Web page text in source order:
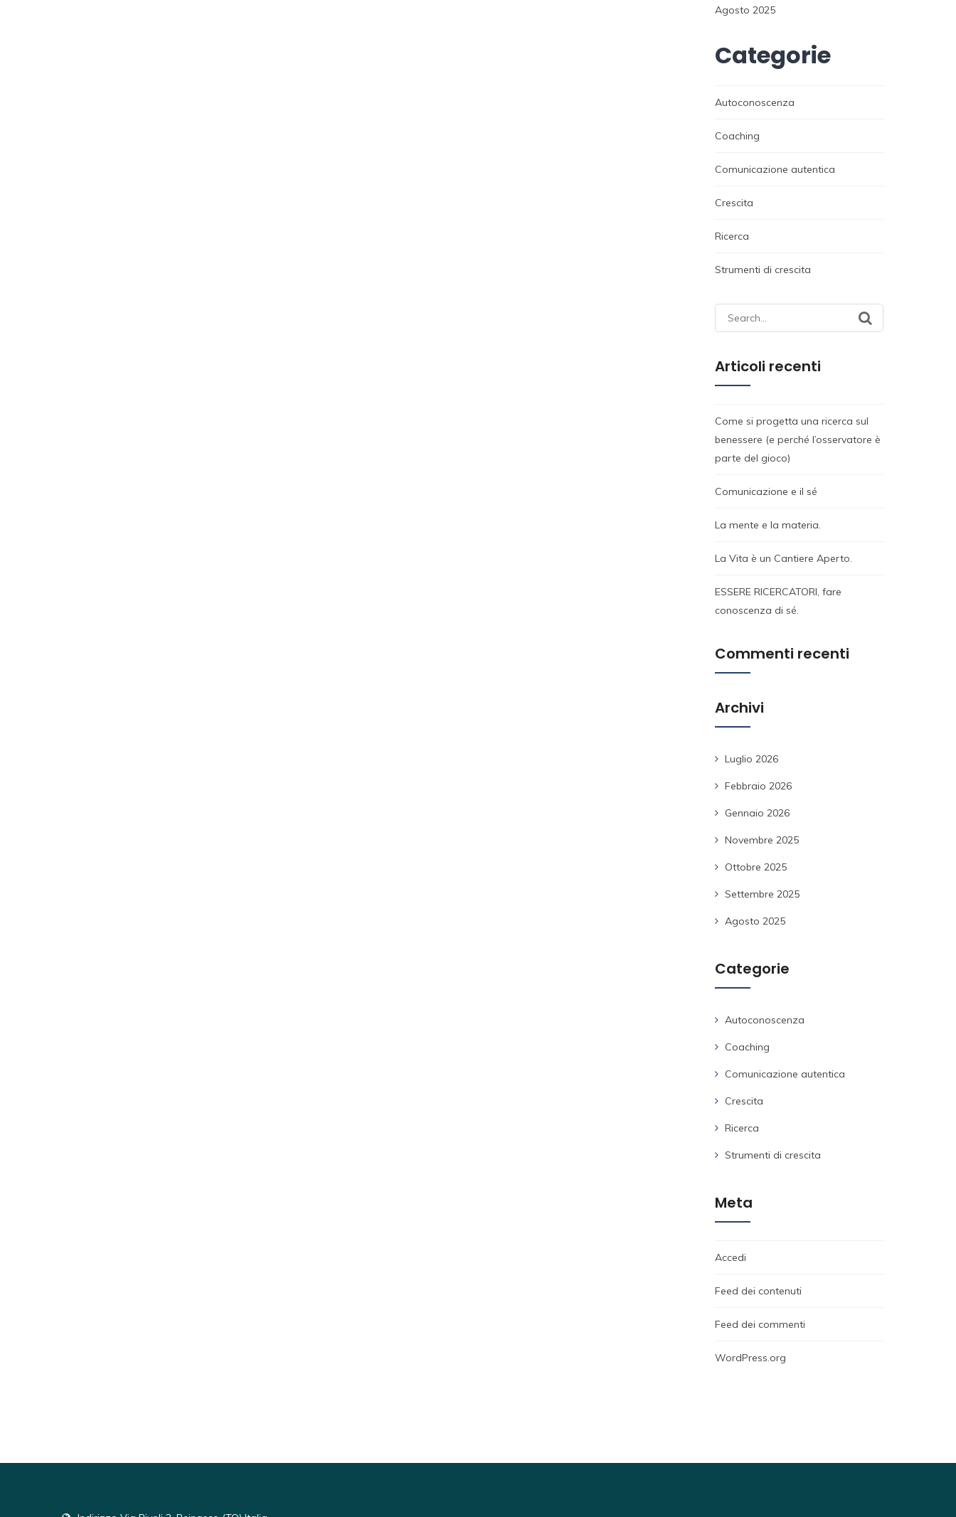
Agosto 2025
Categorie
Autoconoscenza
Coaching
Comunicazione autentica
Crescita
Ricerca
Strumenti di crescita
Search
for:
Articoli recenti
Come si progetta una ricerca sul
benessere (e perché l’osservatore è
parte del gioco)
Comunicazione e il sé
La mente e la materia.
La Vita è un Cantiere Aperto.
ESSERE RICERCATORI, fare
conoscenza di sé.
Commenti recenti
Archivi
Luglio 2026
Febbraio 2026
Gennaio 2026
Novembre 2025
Ottobre 2025
Settembre 2025
Agosto 2025
Categorie
Autoconoscenza
Coaching
Comunicazione autentica
Crescita
Ricerca
Strumenti di crescita
Meta
Accedi
Feed dei contenuti
Feed dei commenti
WordPress.org